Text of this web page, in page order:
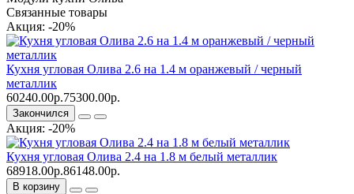
Связанные товары
Акция: -20%
Кухня угловая Олива 2.6 на 1.4 м оранжевый / черный
металлик
60240.00р.75300.00р.
Закончился
Акция: -20%
Кухня угловая Олива 2.4 на 1.8 м белый металлик
68918.00р.86148.00р.
В корзину